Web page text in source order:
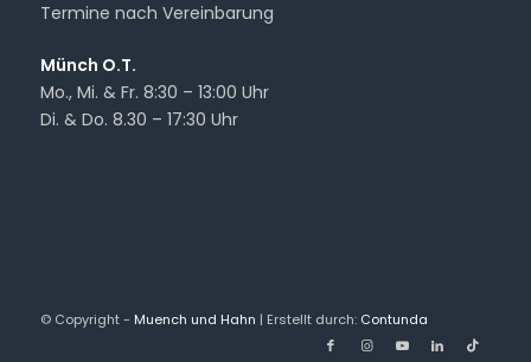
Termine nach Vereinbarung
Münch O.T.
Mo., Mi. & Fr. 8:30 – 13:00 Uhr
Di. & Do. 8.30 – 17:30 Uhr
© Copyright - Muench und Hahn | Erstellt durch: Contunda